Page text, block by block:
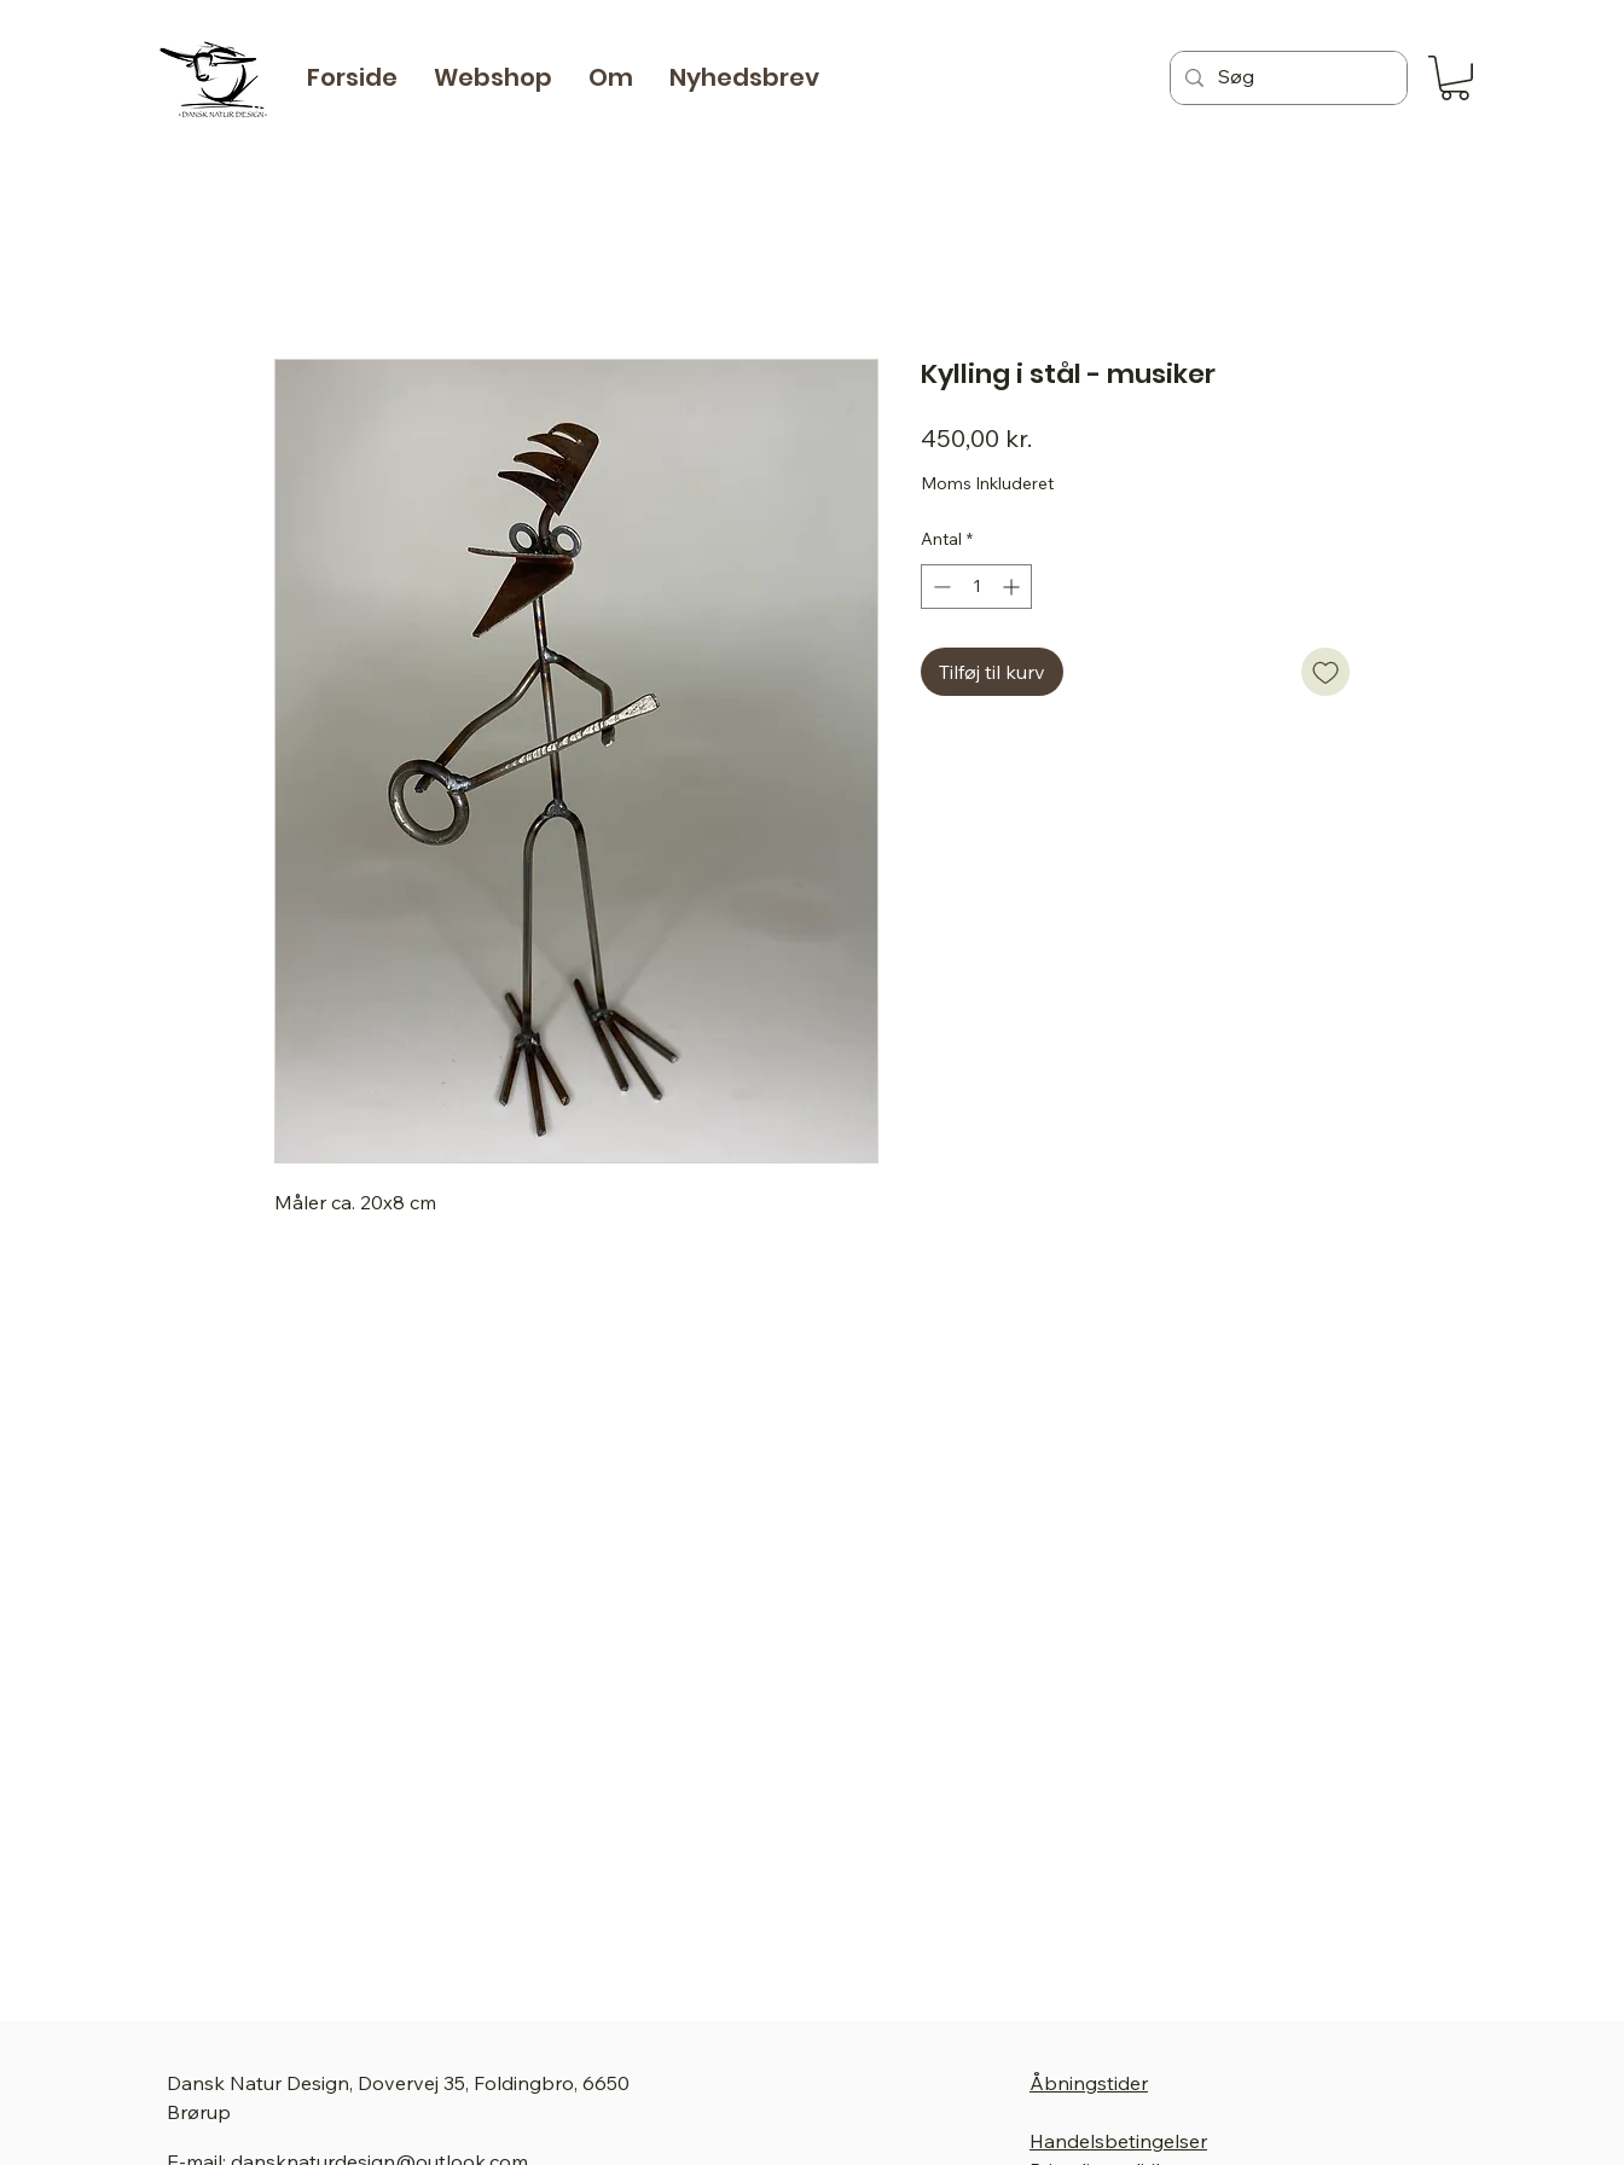
Forside Webshop Om Nyhedsbrev
Måler ca. 20x8 cm
Kylling i stål - musiker
450,00 kr.
Moms Inkluderet
Antal *
Tilføj til kurv
Dansk Natur Design, Dovervej 35, Foldingbro, 6650
Brørup
Åbningstider
Handelsbetingelser